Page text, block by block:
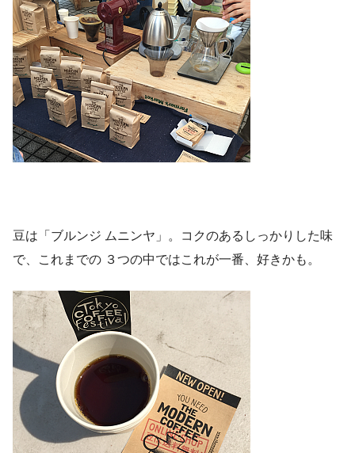
豆は「ブルンジ ムニンヤ」。コクのあるしっかりした味
で、これまでの ３つの中ではこれが一番、好きかも。